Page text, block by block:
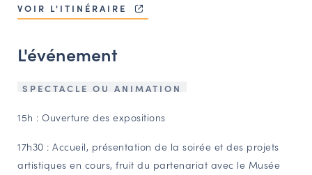
OFFRES D’EMPLOI ET DE STAGE
OUTILS EN LIGNE
Espace acteurs
NAVIGATION FILTRÉE « ACTEURS »
VOIR L'ITINÉRAIRE
L'événement
SPECTACLE OU ANIMATION
15h : Ouverture des expositions
17h30 : Accueil, présentation de la soirée et des projets
artistiques en cours, fruit du partenariat avec le Musée